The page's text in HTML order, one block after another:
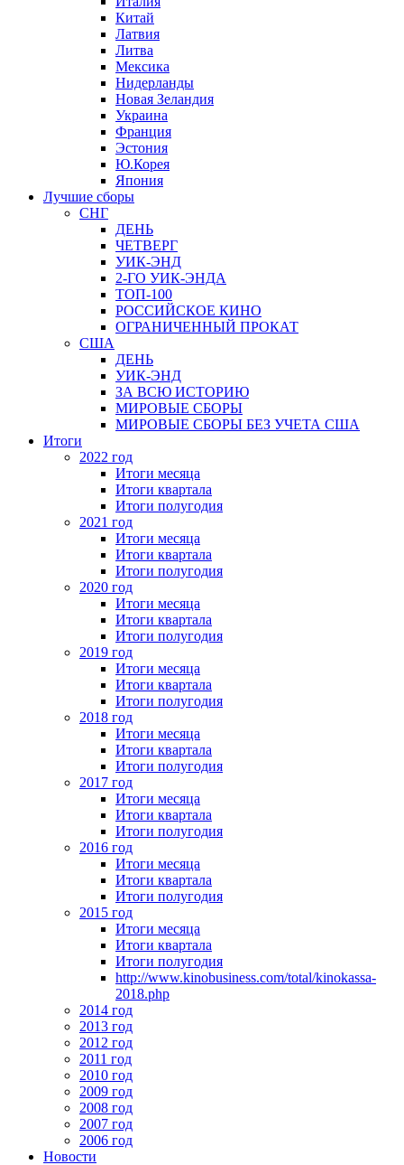
Китай
Латвия
Литва
Мексика
Нидерланды
Новая Зеландия
Украина
Франция
Эстония
Ю.Корея
Япония
Лучшие сборы
СНГ
ДЕНЬ
ЧЕТВЕРГ
УИК-ЭНД
2-ГО УИК-ЭНДА
ТОП-100
РОССИЙСКОЕ КИНО
ОГРАНИЧЕННЫЙ ПРОКАТ
США
ДЕНЬ
УИК-ЭНД
ЗА ВСЮ ИСТОРИЮ
МИРОВЫЕ СБОРЫ
МИРОВЫЕ СБОРЫ БЕЗ УЧЕТА США
Итоги
2022 год
Итоги месяца
Итоги квартала
Итоги полугодия
2021 год
Итоги месяца
Итоги квартала
Итоги полугодия
2020 год
Итоги месяца
Итоги квартала
Итоги полугодия
2019 год
Итоги месяца
Итоги квартала
Итоги полугодия
2018 год
Итоги месяца
Итоги квартала
Итоги полугодия
2017 год
Итоги месяца
Итоги квартала
Итоги полугодия
2016 год
Итоги месяца
Итоги квартала
Итоги полугодия
2015 год
Итоги месяца
Итоги квартала
Итоги полугодия
http://www.kinobusiness.com/total/kinokassa-
2018.php
2014 год
2013 год
2012 год
2011 год
2010 год
2009 год
2008 год
2007 год
2006 год
Новости